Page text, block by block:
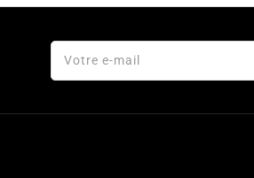
Votre e-mail